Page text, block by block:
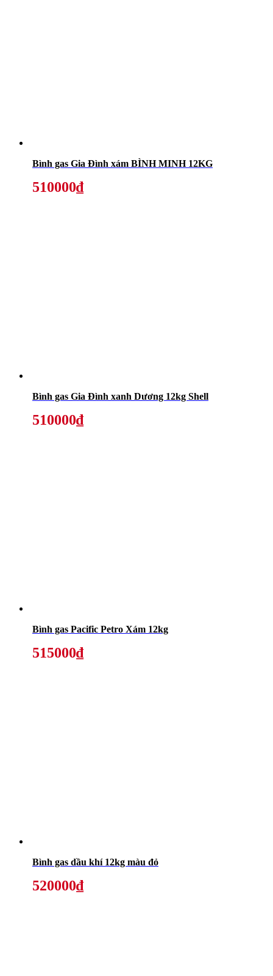
Bình gas Gia Đình xám BÌNH MINH 12KG
510000₫
Bình gas Gia Đình xanh Dương 12kg Shell
510000₫
Bình gas Pacific Petro Xám 12kg
515000₫
Bình gas dầu khí 12kg màu đỏ
520000₫